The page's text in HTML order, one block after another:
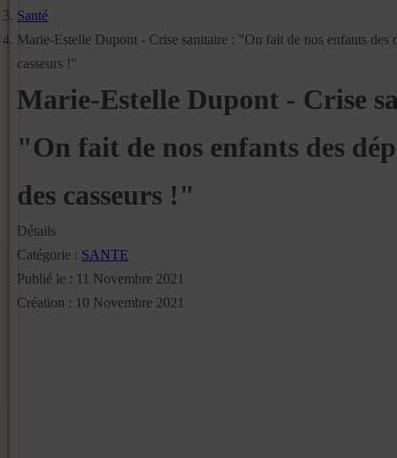
Santé
Marie-Estelle Dupont - Crise sanitaire : "On fait de nos enfants des
casseurs !"
Marie-Estelle Dupont - Crise
"On fait de nos enfants des
des casseurs !"
Détails
Catégorie : SANTE
Publié le : 11 Novembre 2021
Création : 10 Novembre 2021